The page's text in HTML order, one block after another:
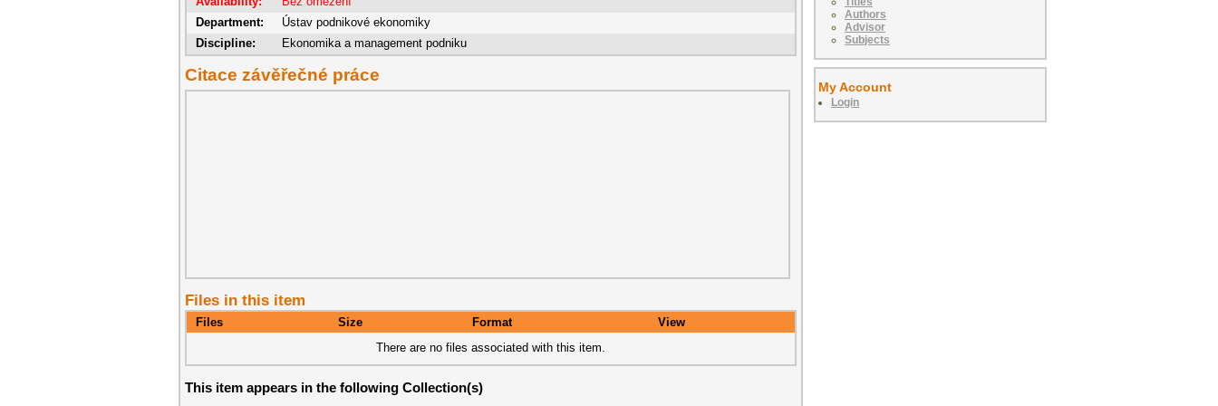
Department:
Ústav podnikové ekonomiky
Discipline:
Ekonomika a management podniku
Citace závěřečné práce
Files in this item
Files Size Format
View
There are no files associated with this item.
This item appears in the following Collection(s)
Authors
Advisor
Subjects
My Account
Login